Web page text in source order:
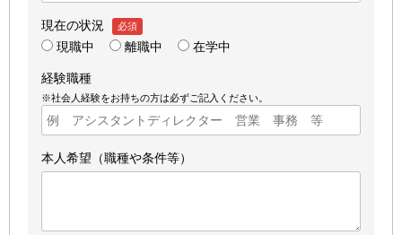
現在の状況 必須
現職中 離職中 在学中
経験職種
※社会人経験をお持ちの方は必ずご記入ください。
本人希望（職種や条件等）